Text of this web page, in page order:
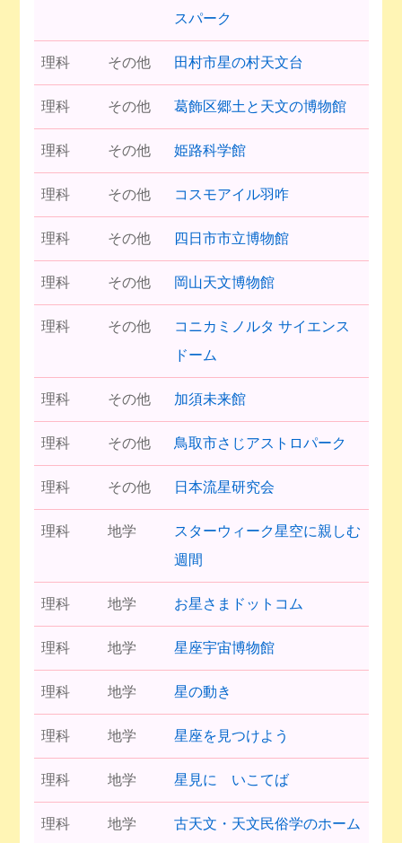
スパーク
理科 その他 田村市星の村天文台
理科 その他 葛飾区郷土と天文の博物館
理科 その他 姫路科学館
理科 その他 コスモアイル羽咋
理科 その他 四日市市立博物館
理科 その他 岡山天文博物館
理科 その他
コニカミノルタ サイエンス
ドーム
理科 その他 加須未来館
理科 その他 鳥取市さじアストロパーク
理科 その他 日本流星研究会
理科 地学
スターウィーク星空に親しむ
週間
理科 地学 お星さまドットコム
理科 地学 星座宇宙博物館
理科 地学 星の動き
理科 地学 星座を見つけよう
理科 地学 星見に いこてば
理科 地学
古天文・天文民俗学のホーム